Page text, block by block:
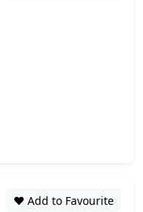
❤️ Add to Favourite